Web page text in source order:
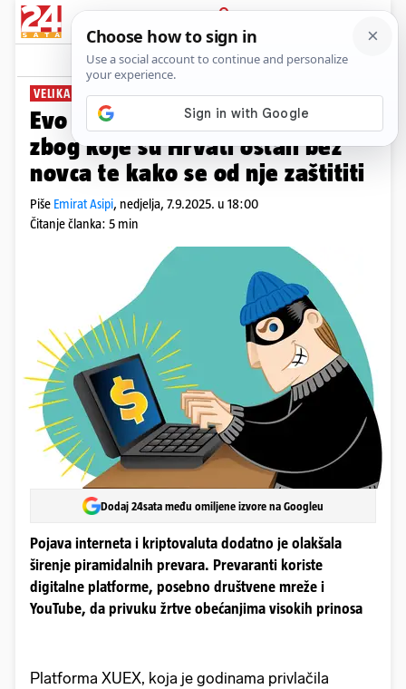
PRIJAVA
News Komentari
VELIKA PREVARA
Evo što je piramidalna prevara
zbog koje su Hrvati ostali bez
novca te kako se od nje zaštititi
Piše Emirat Asipi, nedjelja, 7.9.2025. u 18:00
Čitanje članka: 5 min
Dodaj 24sata među omiljene izvore na Googleu
Pojava interneta i kriptovaluta dodatno je olakšala
širenje piramidalnih prevara. Prevaranti koriste
digitalne platforme, posebno društvene mreže i
YouTube, da privuku žrtve obećanjima visokih prinosa
Platforma XUEX, koja je godinama privlačila